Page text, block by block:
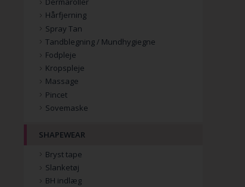
Hårfjerning
Spray Tan
Tandblegning / Mundhygiegne
Fodpleje
Kropspleje
Massage
Pincet
Sovemaske
SHAPEWEAR
Bryst tape
Slanketøj
BH indlæg